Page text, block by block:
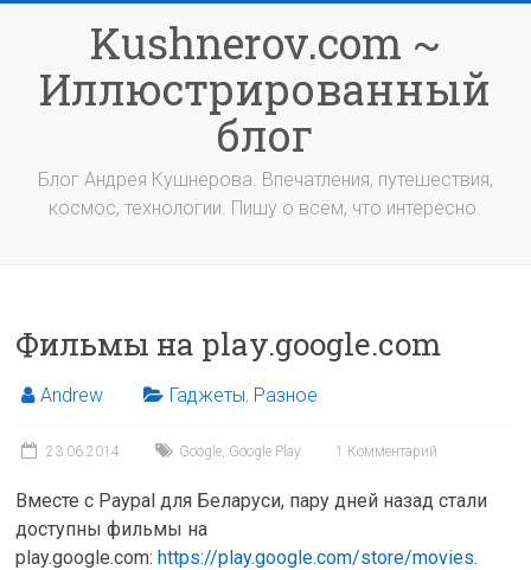
содержимомуKushnerov.com ~
Иллюстрированный
блог
Блог Андрея Кушнерова. Впечатления, путешествия,
космос, технологии. Пишу о всём, что интересно.
Фильмы на play.google.com
Andrew Гаджеты, Разное
23.06.2014 Google, Google Play 1 Комментарий
Вместе с Paypal для Беларуси, пару дней назад стали
доступны фильмы на
play.google.com:https://play.google.com/store/movies.